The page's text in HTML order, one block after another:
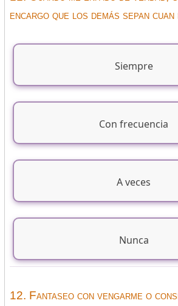
encargo que los demás sepan
Siempre
Con frecuencia
A veces
Nunca
12. Fantaseo con vengarme o